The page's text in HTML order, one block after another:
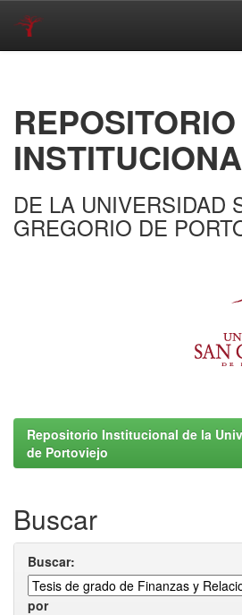
REPOSITORIO
DE LA UNIVERSIDAD
GREGORIO DE
Repositorio Institucional de la
de Portoviejo
Buscar
Buscar:
por